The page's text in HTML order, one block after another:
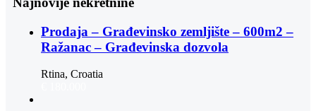
Prodaja – Građevinsko zemljište – 600m2 –
Ražanac – Građevinska dozvola
Rtina, Croatia